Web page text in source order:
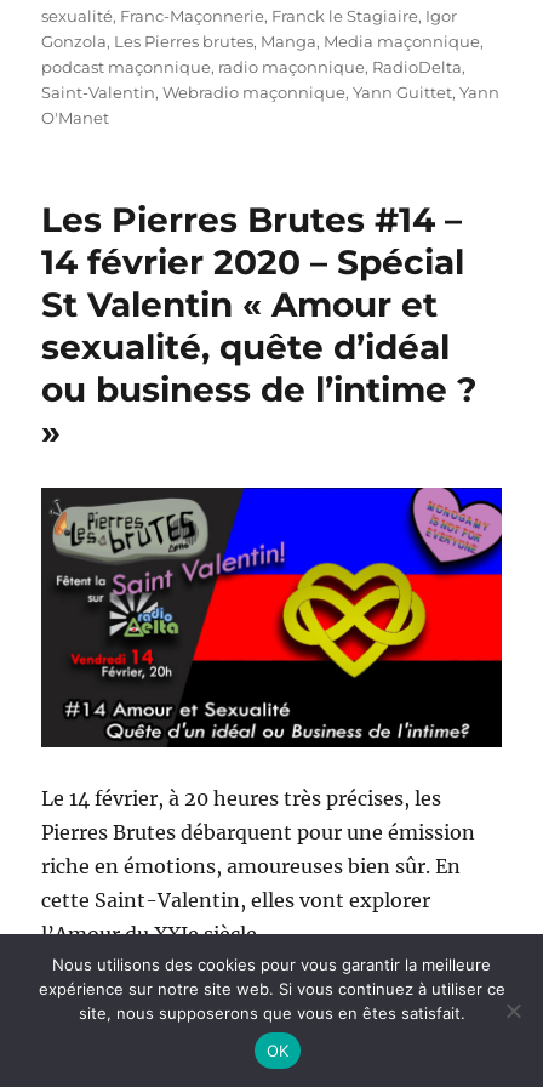
sexualité, Franc-Maçonnerie, Franck le Stagiaire, Igor
Gonzola, Les Pierres brutes, Manga, Media maçonnique,
podcast maçonnique, radio maçonnique, RadioDelta,
Saint-Valentin,Webradio maçonnique,Yann Guittet,Yann
O'Manet
Les Pierres Brutes #14 –
14 février 2020 – Spécial
St Valentin « Amour et
sexualité, quête d’idéal
ou business de l’intime ?
»
Le 14 février, à 20 heures très précises, les
Pierres Brutes débarquent pour une émission
riche en émotions, amoureuses bien sûr. En
cette Saint-Valentin, elles vont explorer
l’Amour du XXIe siècle.
Comment tombe-t-on amoureux à l’heure des
réseaux sociaux et des objets connectés ?
L’intime est-il un nouveau marché, la sexualité
Nous utilisons des cookies pour vous garantir la meilleure
expérience sur notre site web. Si vous continuez à utiliser ce
site, nous supposerons que vous en êtes satisfait.
OK